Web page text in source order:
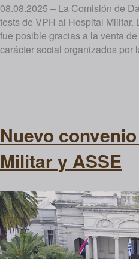
08.08.2025 – La Comisión de
tests de VPH al Hospital Militar.
fue posible gracias a la venta
carácter social organizados por
Nuevo
Militar y ASSE